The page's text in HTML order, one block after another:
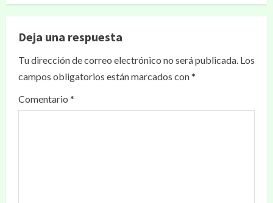
Deja una respuesta
Tu dirección de correo electrónico no será publicada. Los
campos obligatorios están marcados con*
Comentario *